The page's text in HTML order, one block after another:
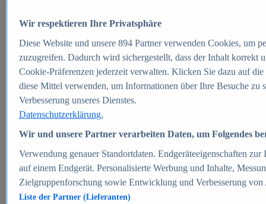
Zum Report
E-commerce
Beliebte Statistiken
Aktuelle Statistiken
E-Commerce - Entwicklung des Umsatzes in
Deutschland 1999-2025
Umsatz von Amazon in Deutschland und weltweit
2010-2025
B2C-E-Commerce: Top-50 Online Shops in
Deutschland 2024
Marktanteile von Online-Zahlungsverfahren in
Deutschland 2024
Umsatzstarke Warengruppen im Online-Handel in
Deutschland 2023-2025
Wir respektieren Ihre Privatsphäre
Diese Website und unsere 894Partner verwenden Cookies, um
zuzugreifen. Dadurch wird sichergestellt, dass der Inhalt korrekt
Cookie-Präferenzen jederzeit verwalten. Klicken Sie dazu auf
diese Mittel verwenden, um Informationen über Ihre Besuche
Verbesserung unseres Dienstes.
Datenschutzerklärung.
Wir und unsere Partner verarbeiten Daten, um Folgendes
Verwendung genauer Standortdaten. Endgeräteeigenschaften
auf einem Endgerät. Personalisierte Werbung und Inhalte,
Zielgruppenforschung sowie Entwicklung und Verbesserung von
Liste der Partner (Lieferanten)